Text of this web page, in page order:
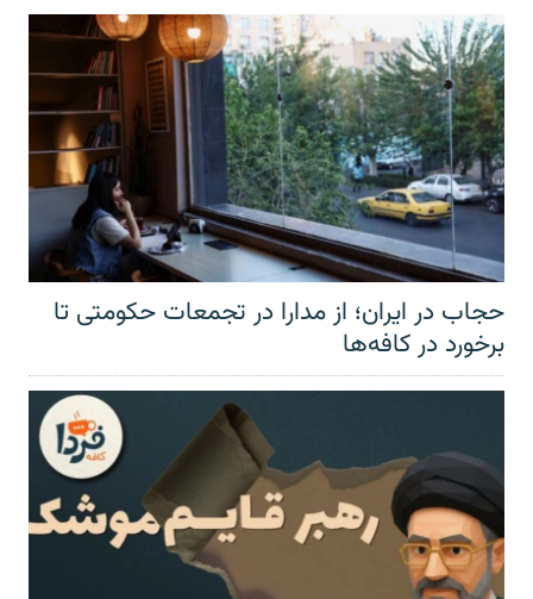
حجاب در ایران؛ از مدارا در تجمعات حکومتی تا
برخورد در کافه‌ها